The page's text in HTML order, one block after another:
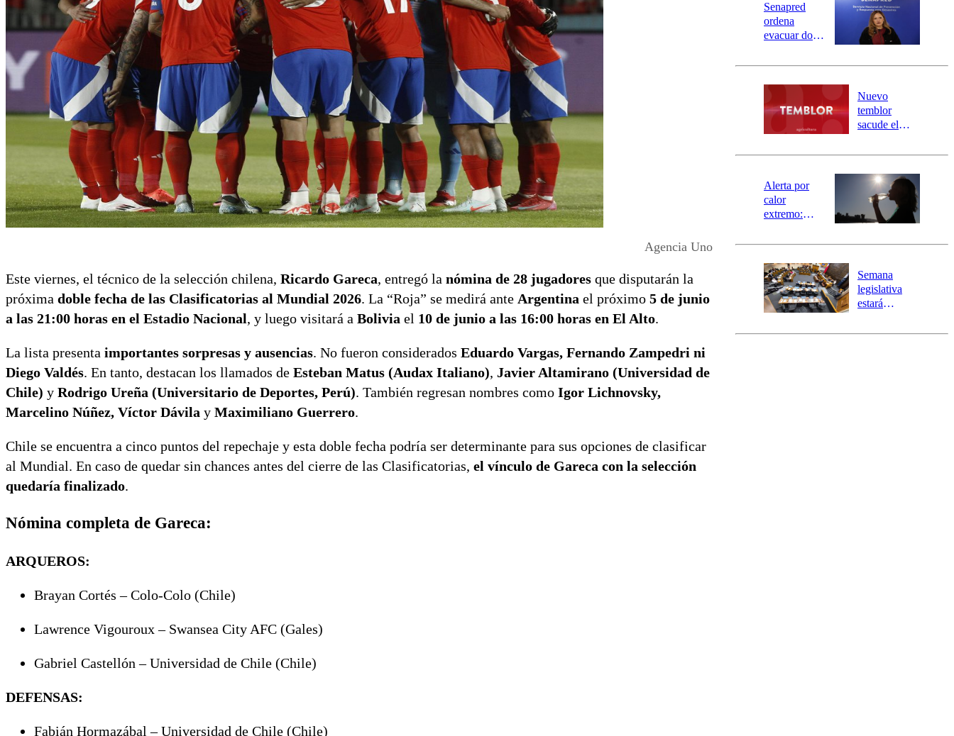
Agencia Uno
Este viernes, el técnico de la selección chilena, Ricardo Gareca, entregó la nómina de 28 jugadores que disputarán la
próxima doble fecha de las Clasificatorias al Mundial 2026. La “Roja” se medirá ante Argentina el próximo 5 de junio
a las 21:00 horas en el Estadio Nacional, y luego visitará a Bolivia el 10 de junio a las 16:00 horas en El Alto.
La lista presenta importantes sorpresas y ausencias. No fueron considerados Eduardo Vargas, Fernando Zampedri ni
Diego Valdés. En tanto, destacan los llamados de Esteban Matus (Audax Italiano), Javier Altamirano (Universidad de
Chile) y Rodrigo Ureña (Universitario de Deportes, Perú). También regresan nombres como Igor Lichnovsky,
Marcelino Núñez, Víctor Dávila y Maximiliano Guerrero.
Chile se encuentra a cinco puntos del repechaje y esta doble fecha podría ser determinante para sus opciones de clasificar
al Mundial. En caso de quedar sin chances antes del cierre de las Clasificatorias, el vínculo de Gareca con la selección
quedaría finalizado.
Nómina completa de Gareca:
ARQUEROS:
Brayan Cortés – Colo-Colo (Chile)
Lawrence Vigouroux – Swansea City AFC (Gales)
Gabriel Castellón – Universidad de Chile (Chile)
DEFENSAS:
Fabián Hormazábal – Universidad de Chile (Chile)
Senapred
ordena
evacuar dos
Carahue por
río Damas:
activa
mensajería
SAE
Nuevo
temblor
sacude el
revisa la
epicentro
Alerta por
calor
extremo:
activa Alerta
Preventiva en
tres comunas
Semana
legislativa
estará
el fin de la